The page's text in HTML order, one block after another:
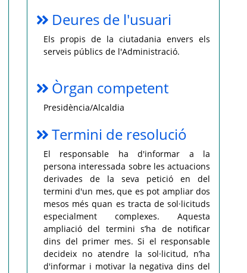
Deures de l'usuari
Els propis de la ciutadania envers els
serveis públics de l'Administració.
Òrgan competent
Presidència/Alcaldia
Termini de resolució
El responsable ha d'informar a la
persona interessada sobre les actuacions
derivades de la seva petició en del
termini d'un mes, que es pot ampliar dos
mesos més quan es tracta de sol·licituds
especialment complexes. Aquesta
ampliació del termini s’ha de notificar
dins del primer mes. Si el responsable
decideix no atendre la sol·licitud, n’ha
d'informar i motivar la negativa dins del